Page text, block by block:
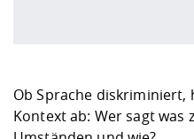
Ob Sprache diskriminiert,
Kontext ab: Wer sagt was